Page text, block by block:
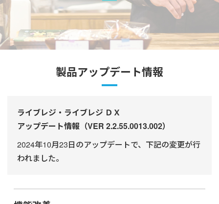
製品アップデート情報
ライブレジ・ライブレジ ＤＸ
アップデート情報（VER 2.2.55.0013.002）
2024年10月23日のアップデートで、下記の変更が行
われました。